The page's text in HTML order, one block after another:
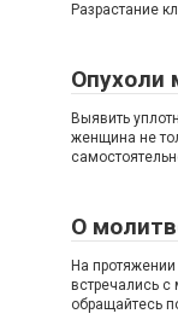
Разрастание
Опухоли
Выявить
женщина не
О
На
встречались
обращайтесь